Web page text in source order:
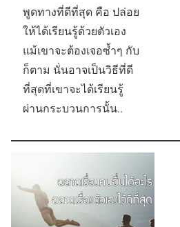
พูดทางที่ดีที่สุด คือ ปล่อย
ให้ได้เรียนรู้ด้วยตัวเอง
แม้เขาจะต้องเจอซ้ำๆ กับ
ก็ตาม นั่นอาจเป็นวิธีที่ดี
ที่สุดที่เขาจะได้เรียนรู้
ผ่านกระบวนการนั้น..